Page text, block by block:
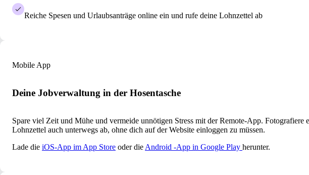
Reiche Spesen und Urlaubsanträge online ein und rufe deine Lohnzettel ab
Mobile App
Deine Jobverwaltung in der Hosentasche
Spare viel Zeit und Mühe und vermeide unnötigen Stress mit der Remote-App.
Lohnzettel auch unterwegs ab, ohne dich auf der Website einloggen zu müssen.
Lade die iOS-App im App Store oder die Android -App in Google Play herunter.